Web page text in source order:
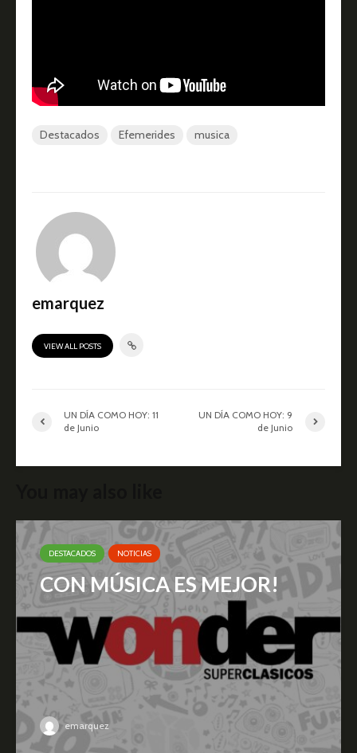
Destacados Efemerides musica
emarquez
VIEW ALL POSTS
UN DÍA COMO HOY: 11
de Junio
UN DÍA COMO HOY: 9
de Junio
DESTACADOS NOTICIAS
CON MÚSICA ES MEJOR!
emarquez